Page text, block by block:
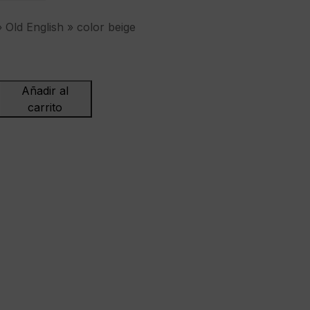
Old English » color beige
Añadir al
carrito